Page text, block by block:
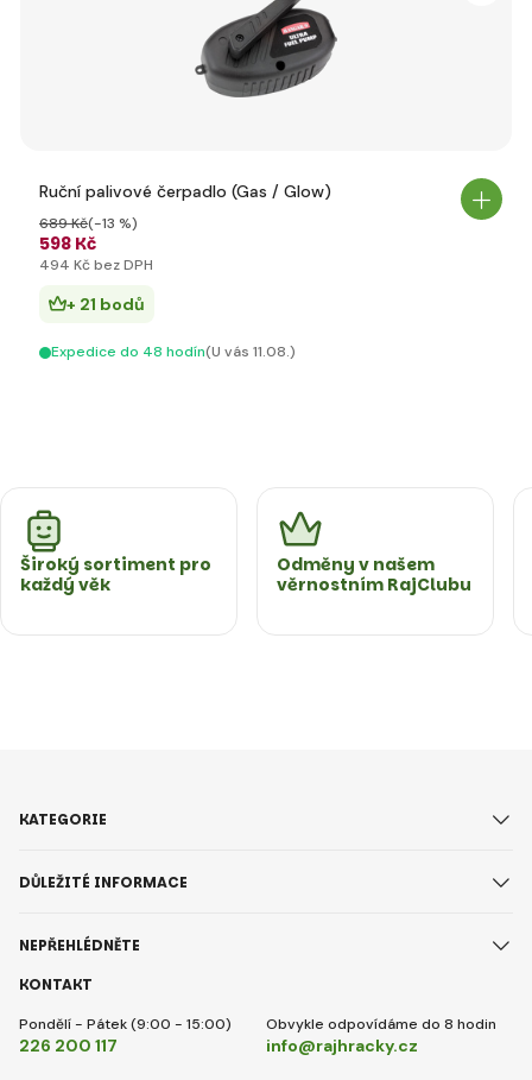
Ruční palivové čerpadlo (Gas / Glow)
598 Kč
689 Kč(-13 %)
494 Kč bez DPH
+ 21 bodů
Expedice do 48 hodín(U vás 11.08.)
Široký sortiment pro
každý věk
Odměny v našem
věrnostním RajClubu
KONTAKT
Pondělí - Pátek (9:00 - 15:00)
226 200 117
Obvykle odpovídáme do 8 hodin
info@rajhracky.cz
KATEGORIE
DŮLEŽITÉ INFORMACE
NEPŘEHLÉDNĚTE